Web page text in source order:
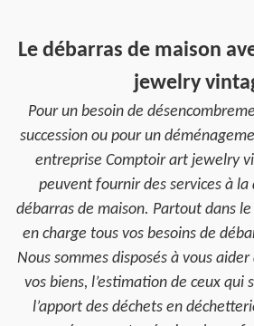
Le débarras de maison
jewelry
Pour un besoin de
succession ou pour un
entreprise Comptoir art jewelry
peuvent fournir des services à la
débarras de maison. Partout dans
en charge tous vos besoins de
Nous sommes disposés à vous
vos biens, l’estimation de ceux qui
l’apport des déchets en